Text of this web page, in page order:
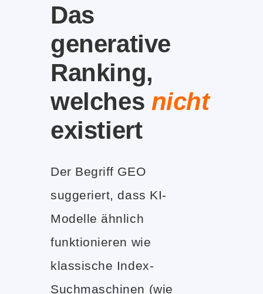
Das
generative
Ranking,
welches nicht
existiert
Der Begriff GEO
suggeriert, dass KI-
Modelle ähnlich
funktionieren wie
klassische Index-
Suchmaschinen (wie